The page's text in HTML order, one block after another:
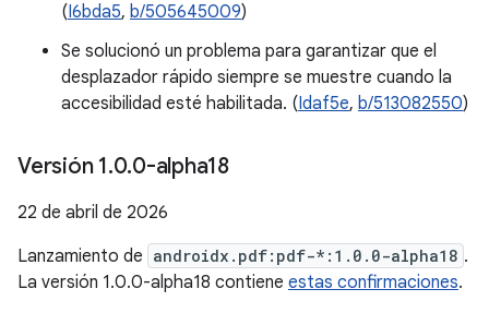
(I6bda5, b/505645009)
Se solucionó un problema para garantizar que el
desplazador rápido siempre se muestre cuando la
accesibilidad esté habilitada. (Idaf5e, b/513082550)
Versión 1.0.0-alpha18
22 de abril de 2026
Lanzamiento de androidx.pdf:pdf-*:1.0.0-alpha18 .
La versión 1.0.0-alpha18 contiene estas confirmaciones.